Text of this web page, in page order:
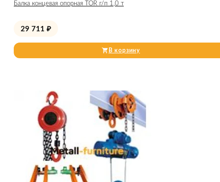
Балка концевая опорная TOR г/п 1,0 т
29 711 ₽
В корзину